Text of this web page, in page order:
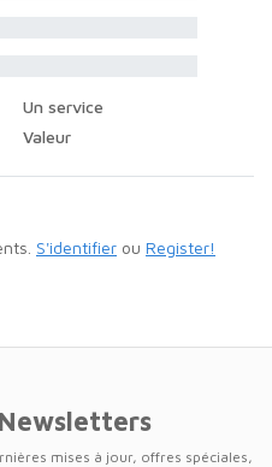
Un service
Valeur
S'identifier ou Register!
mises à jour, offres spéciales,